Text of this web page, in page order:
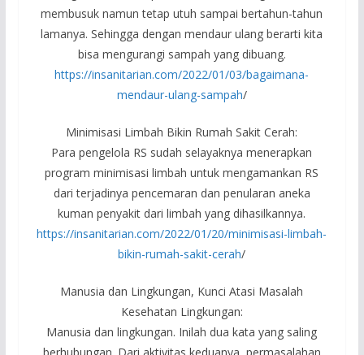
membusuk namun tetap utuh sampai bertahun-tahun
lamanya. Sehingga dengan mendaur ulang berarti kita
bisa mengurangi sampah yang dibuang.
https://insanitarian.com/2022/01/03/bagaimana-
mendaur-ulang-sampah/
Minimisasi Limbah Bikin Rumah Sakit Cerah:
Para pengelola RS sudah selayaknya menerapkan
program minimisasi limbah untuk mengamankan RS
dari terjadinya pencemaran dan penularan aneka
kuman penyakit dari limbah yang dihasilkannya.
https://insanitarian.com/2022/01/20/minimisasi-limbah-
bikin-rumah-sakit-cerah/
Manusia dan Lingkungan, Kunci Atasi Masalah
Kesehatan Lingkungan:
Manusia dan lingkungan. Inilah dua kata yang saling